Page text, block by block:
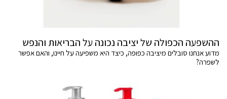
ההשפעה הכפולה של יציבה נכונה על הבריאות והנפש
מדוע אנחנו סובלים מיציבה כפופה, כיצד היא משפיעה על חיינו, והאם אפשר
לשפרה?